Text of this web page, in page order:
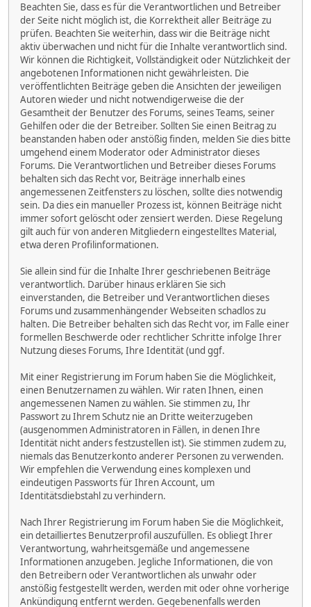
Beachten Sie, dass es für die Verantwortlichen und Betreiber
der Seite nicht möglich ist, die Korrektheit aller Beiträge zu
prüfen. Beachten Sie weiterhin, dass wir die Beiträge nicht
aktiv überwachen und nicht für die Inhalte verantwortlich sind.
Wir können die Richtigkeit, Vollständigkeit oder Nützlichkeit der
angebotenen Informationen nicht gewährleisten. Die
veröffentlichten Beiträge geben die Ansichten der jeweiligen
Autoren wieder und nicht notwendigerweise die der
Gesamtheit der Benutzer des Forums, seines Teams, seiner
Gehilfen oder die der Betreiber. Sollten Sie einen Beitrag zu
beanstanden haben oder anstößig finden, melden Sie dies bitte
umgehend einem Moderator oder Administrator dieses
Forums. Die Verantwortlichen und Betreiber dieses Forums
behalten sich das Recht vor, Beiträge innerhalb eines
angemessenen Zeitfensters zu löschen, sollte dies notwendig
sein. Da dies ein manueller Prozess ist, können Beiträge nicht
immer sofort gelöscht oder zensiert werden. Diese Regelung
gilt auch für von anderen Mitgliedern eingestelltes Material,
etwa deren Profilinformationen.
Sie allein sind für die Inhalte Ihrer geschriebenen Beiträge
verantwortlich. Darüber hinaus erklären Sie sich
einverstanden, die Betreiber und Verantwortlichen dieses
Forums und zusammenhängender Webseiten schadlos zu
halten. Die Betreiber behalten sich das Recht vor, im Falle einer
formellen Beschwerde oder rechtlicher Schritte infolge Ihrer
Nutzung dieses Forums, Ihre Identität (und ggf.
Mit einer Registrierung im Forum haben Sie die Möglichkeit,
einen Benutzernamen zu wählen. Wir raten Ihnen, einen
angemessenen Namen zu wählen. Sie stimmen zu, Ihr
Passwort zu Ihrem Schutz nie an Dritte weiterzugeben
(ausgenommen Administratoren in Fällen, in denen Ihre
Identität nicht anders festzustellen ist). Sie stimmen zudem zu,
niemals das Benutzerkonto anderer Personen zu verwenden.
Wir empfehlen die Verwendung eines komplexen und
eindeutigen Passworts für Ihren Account, um
Identitätsdiebstahl zu verhindern.
Nach Ihrer Registrierung im Forum haben Sie die Möglichkeit,
ein detailliertes Benutzerprofil auszufüllen. Es obliegt Ihrer
Verantwortung, wahrheitsgemäße und angemessene
Informationen anzugeben. Jegliche Informationen, die von
den Betreibern oder Verantwortlichen als unwahr oder
anstößig festgestellt werden, werden mit oder ohne vorherige
Ankündigung entfernt werden. Gegebenenfalls werden